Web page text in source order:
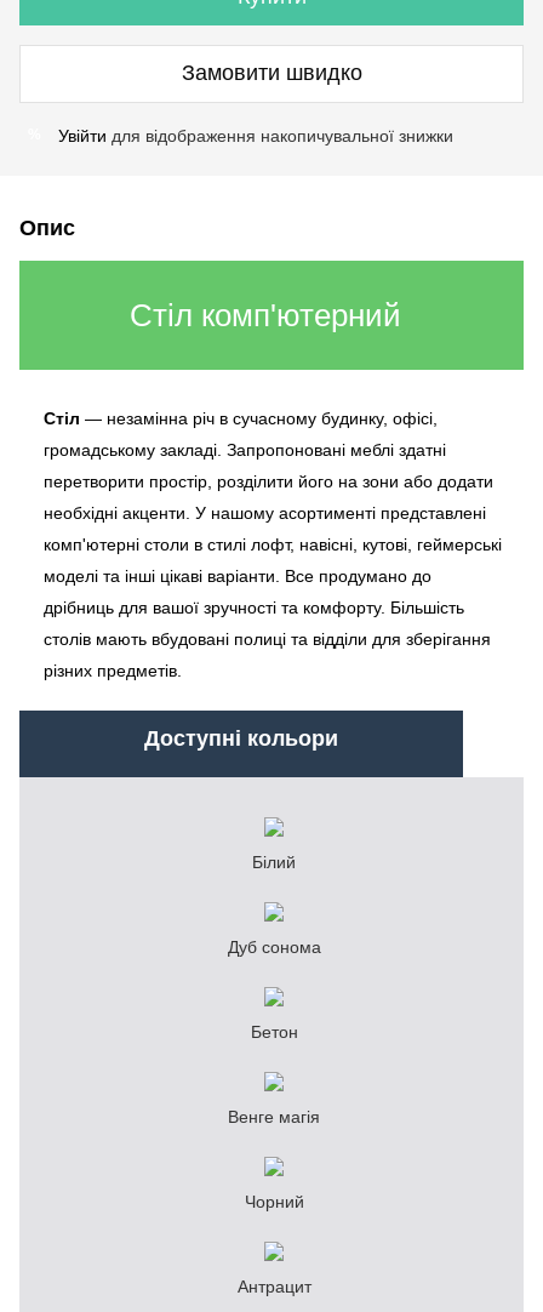
Замовити швидко
Увійти для відображення накопичувальної знижки
Опис
Стіл комп'ютерний
Стіл — незамінна річ в сучасному будинку, офісі,
громадському закладі. Запропоновані меблі здатні
перетворити простір, розділити його на зони або додати
необхідні акценти. У нашому асортименті представлені
комп'ютерні столи в стилі лофт, навісні, кутові, геймерські
моделі та інші цікаві варіанти. Все продумано до
дрібниць для вашої зручності та комфорту. Більшість
столів мають вбудовані полиці та відділи для зберігання
різних предметів.
Доступні кольори
Білий
Дуб сонома
Бетон
Венге магія
Чорний
Антрацит